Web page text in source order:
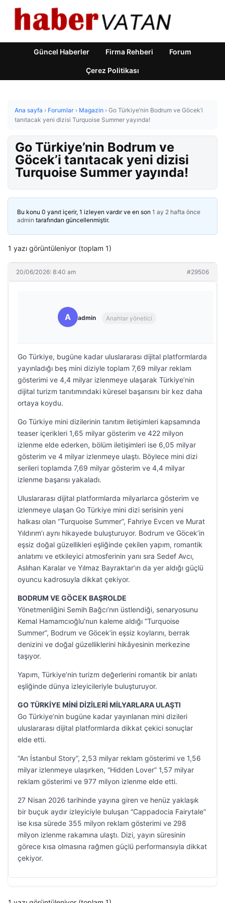
Güncel Haberler Firma Rehberi Forum
Çerez Politikası
Ana sayfa › Forumlar › Magazin › Go Türkiye’nin Bodrum ve Göcek’i
tanıtacak yeni dizisi Turquoise Summer yayında!
Go Türkiye’nin Bodrum ve
Göcek’i tanıtacak yeni dizisi
Turquoise Summer yayında!
Bu konu 0 yanıt içerir, 1 izleyen vardır ve en son 1 ay 2 hafta önce
admin tarafından güncellenmiştir.
1 yazı görüntüleniyor (toplam 1)
20/06/2026: 8:40 am #29506
A admin Anahtar yönetici
Go Türkiye, bugüne kadar uluslararası dijital platformlarda
yayınladığı beş mini diziyle toplam 7,69 milyar reklam
gösterimi ve 4,4 milyar izlenmeye ulaşarak Türkiye’nin
dijital turizm tanıtımındaki küresel başarısını bir kez daha
ortaya koydu.
Go Türkiye mini dizilerinin tanıtım iletişimleri kapsamında
teaser içerikleri 1,65 milyar gösterim ve 422 milyon
izlenme elde ederken, bölüm iletişimleri ise 6,05 milyar
gösterim ve 4 milyar izlenmeye ulaştı. Böylece mini dizi
serileri toplamda 7,69 milyar gösterim ve 4,4 milyar
izlenme başarısı yakaladı.
Uluslararası dijital platformlarda milyarlarca gösterim ve
izlenmeye ulaşan Go Türkiye mini dizi serisinin yeni
halkası olan “Turquoise Summer”, Fahriye Evcen ve Murat
Yıldırım’ı aynı hikayede buluşturuyor. Bodrum ve Göcek’in
eşsiz doğal güzellikleri eşliğinde çekilen yapım, romantik
anlatımı ve etkileyici atmosferinin yanı sıra Sedef Avcı,
Aslıhan Karalar ve Yılmaz Bayraktar’ın da yer aldığı güçlü
oyuncu kadrosuyla dikkat çekiyor.
BODRUM VE GÖCEK BAŞROLDE
Yönetmenliğini Semih Bağcı’nın üstlendiği, senaryosunu
Kemal Hamamcıoğlu’nun kaleme aldığı “Turquoise
Summer”, Bodrum ve Göcek’in eşsiz koylarını, berrak
denizini ve doğal güzelliklerini hikâyesinin merkezine
taşıyor.
Yapım, Türkiye’nin turizm değerlerini romantik bir anlatı
eşliğinde dünya izleyicileriyle buluşturuyor.
GO TÜRKİYE MİNİ DİZİLERİ MİLYARLARA ULAŞTI
Go Türkiye’nin bugüne kadar yayınlanan mini dizileri
uluslararası dijital platformlarda dikkat çekici sonuçlar
elde etti.
“An İstanbul Story”, 2,53 milyar reklam gösterimi ve 1,56
milyar izlenmeye ulaşırken, “Hidden Lover” 1,57 milyar
reklam gösterimi ve 977 milyon izlenme elde etti.
27 Nisan 2026 tarihinde yayına giren ve henüz yaklaşık
bir buçuk aydır izleyiciyle buluşan “Cappadocia Fairytale”
ise kısa sürede 355 milyon reklam gösterimi ve 298
milyon izlenme rakamına ulaştı. Dizi, yayın süresinin
görece kısa olmasına rağmen güçlü performansıyla dikkat
çekiyor.